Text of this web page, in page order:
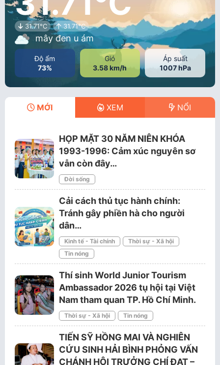
31.71°C 31.71°C
mây đen u ám
Độ ẩm
73%
Gió
3.58 km/h
Áp suất
1007 hPa
MỚI XEM NỔI
HỌP MẶT 30 NĂM NIÊN KHÓA
1993-1996: Cảm xúc nguyên sơ
vẫn còn đây…
Đời sống
Cải cách thủ tục hành chính:
Tránh gây phiền hà cho người
dân…
Kinh tế - Tài chính
Thời sự - Xã hội
Tin nóng
Thí sinh World Junior Tourism
Ambassador 2026 tụ hội tại Việt
Nam tham quan TP. Hồ Chí Minh.
Thời sự - Xã hội Tin nóng
TIẾN SỸ HỒNG MAI VÀ NGHIÊN
CỨU SINH HẢI BÌNH PHỎNG VẤN
CHÁNH HỘI TRƯỞNG CHÍ ĐẠT –